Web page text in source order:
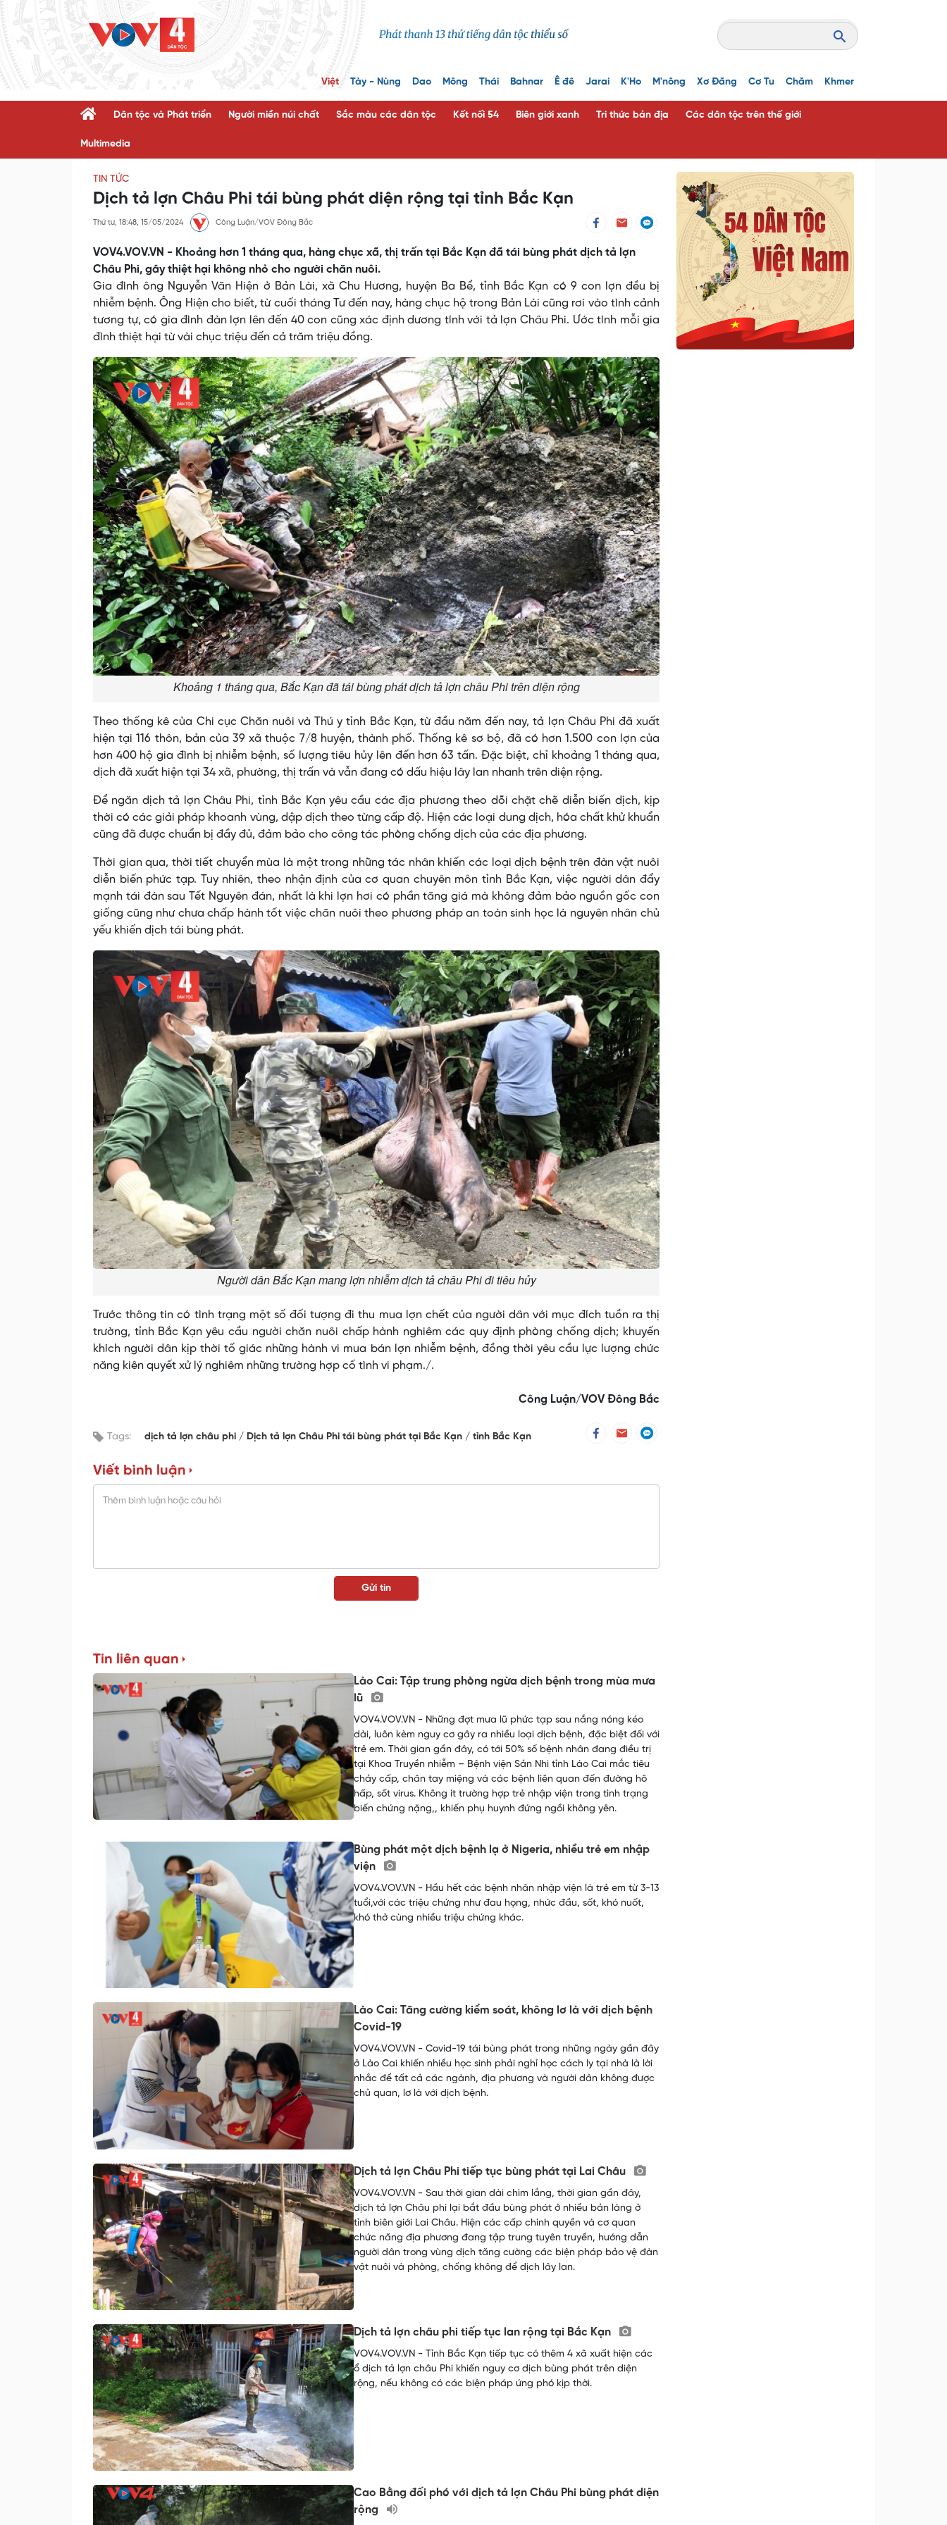
Việt Tày - Nùng Dao Mông Thái Bahnar Ê đê Jarai K'Ho M'nông Xơ Đăng Cơ Tu Chăm Khmer
Dân tộc và Phát triển Người miền núi chất Sắc màu các dân tộc Kết nối 54 Biên giới xanh Tri thức bản địa Các dân tộc trên thế giới
Multimedia
TIN TỨC
Dịch tả lợn Châu Phi tái bùng phát diện rộng tại tỉnh Bắc Kạn
Thứ tư, 18:48, 15/05/2024 Công Luận/VOV Đông Bắc
VOV4.VOV.VN - Khoảng hơn 1 tháng qua, hàng chục xã, thị trấn tại Bắc Kạn đã tái bùng phát dịch tả lợn
Châu Phi, gây thiệt hại không nhỏ cho người chăn nuôi.
Gia đình ông Nguyễn Văn Hiện ở Bản Lài, xã Chu Hương, huyện Ba Bể, tỉnh Bắc Kạn có 9 con lợn đều bị
nhiễm bệnh. Ông Hiện cho biết, từ cuối tháng Tư đến nay, hàng chục hộ trong Bản Lài cũng rơi vào tình cảnh
tương tự, có gia đình đàn lợn lên đến 40 con cũng xác định dương tính với tả lợn Châu Phi. Ước tính mỗi gia
đình thiệt hại từ vài chục triệu đến cả trăm triệu đồng.
Khoảng 1 tháng qua, Bắc Kạn đã tái bùng phát dịch tả lợn châu Phi trên diện rộng
Theo thống kê của Chi cục Chăn nuôi và Thú y tỉnh Bắc Kạn, từ đầu năm đến nay, tả lợn Châu Phi đã xuất
hiện tại 116 thôn, bản của 39 xã thuộc 7/8 huyện, thành phố. Thống kê sơ bộ, đã có hơn 1.500 con lợn của
hơn 400 hộ gia đình bị nhiễm bệnh, số lượng tiêu hủy lên đến hơn 63 tấn. Đặc biệt, chỉ khoảng 1 tháng qua,
dịch đã xuất hiện tại 34 xã, phường, thị trấn và vẫn đang có dấu hiệu lây lan nhanh trên diện rộng.
Để ngăn dịch tả lợn Châu Phi, tỉnh Bắc Kạn yêu cầu các địa phương theo dõi chặt chẽ diễn biến dịch, kịp
thời có các giải pháp khoanh vùng, dập dịch theo từng cấp độ. Hiện các loại dung dịch, hóa chất khử khuẩn
cũng đã được chuẩn bị đầy đủ, đảm bảo cho công tác phòng chống dịch của các địa phương.
Thời gian qua, thời tiết chuyển mùa là một trong những tác nhân khiến các loại dịch bệnh trên đàn vật nuôi
diễn biến phức tạp. Tuy nhiên, theo nhận định của cơ quan chuyên môn tỉnh Bắc Kạn, việc người dân đẩy
mạnh tái đàn sau Tết Nguyên đán, nhất là khi lợn hơi có phần tăng giá mà không đảm bảo nguồn gốc con
giống cũng như chưa chấp hành tốt việc chăn nuôi theo phương pháp an toàn sinh học là nguyên nhân chủ
yếu khiến dịch tái bùng phát.
Người dân Bắc Kạn mang lợn nhiễm dịch tả châu Phi đi tiêu hủy
Trước thông tin có tình trạng một số đối tượng đi thu mua lợn chết của người dân với mục đích tuồn ra thị
trường, tỉnh Bắc Kạn yêu cầu người chăn nuôi chấp hành nghiêm các quy định phòng chống dịch; khuyến
khích người dân kịp thời tố giác những hành vi mua bán lợn nhiễm bệnh, đồng thời yêu cầu lực lượng chức
năng kiên quyết xử lý nghiêm những trường hợp cố tình vi phạm./.
Công Luận/VOV Đông Bắc
Tags: dịch tả lợn châu phi Dịch tả lợn Châu Phi tái bùng phát tại Bắc Kạn tỉnh Bắc Kạn
Viết bình luận
Tin liên quan
Lào Cai: Tập trung phòng ngừa dịch bệnh trong mùa mưa
lũ
VOV4.VOV.VN - Những đợt mưa lũ phức tạp sau nắng nóng kéo
dài, luôn kèm nguy cơ gây ra nhiều loại dịch bệnh, đặc biệt đối với
trẻ em. Thời gian gần đây, có tới 50% số bệnh nhân đang điều trị
tại Khoa Truyền nhiễm – Bệnh viện Sản Nhi tỉnh Lào Cai mắc tiêu
chảy cấp, chân tay miệng và các bệnh liên quan đến đường hô
hấp, sốt virus. Không ít trường hợp trẻ nhập viện trong tình trạng
biến chứng nặng,, khiến phụ huynh đứng ngồi không yên.
Bùng phát một dịch bệnh lạ ở Nigeria, nhiều trẻ em nhập
viện
VOV4.VOV.VN - Hầu hết các bệnh nhân nhập viện là trẻ em từ 3-13
tuổi,với các triệu chứng như đau họng, nhức đầu, sốt, khó nuốt,
khó thở cùng nhiều triệu chứng khác.
Lào Cai: Tăng cường kiểm soát, không lơ là với dịch bệnh
Covid-19
VOV4.VOV.VN - Covid-19 tái bùng phát trong những ngày gần đây
ở Lào Cai khiến nhiều học sinh phải nghỉ học cách ly tại nhà là lời
nhắc để tất cả các ngành, địa phương và người dân không được
chủ quan, lơ là với dịch bệnh.
Dịch tả lợn Châu Phi tiếp tục bùng phát tại Lai Châu
VOV4.VOV.VN - Sau thời gian dài chìm lắng, thời gian gần đây,
dịch tả lợn Châu phi lại bắt đầu bùng phát ở nhiều bản làng ở
tỉnh biên giới Lai Châu. Hiện các cấp chính quyền và cơ quan
chức năng địa phương đang tập trung tuyên truyền, hướng dẫn
người dân trong vùng dịch tăng cường các biện pháp bảo vệ đàn
vật nuôi và phòng, chống không để dịch lây lan.
Dịch tả lợn châu phi tiếp tục lan rộng tại Bắc Kạn
VOV4.VOV.VN - Tỉnh Bắc Kạn tiếp tục có thêm 4 xã xuất hiện các
ổ dịch tả lợn châu Phi khiến nguy cơ dịch bùng phát trên diện
rộng, nếu không có các biện pháp ứng phó kịp thời.
Cao Bằng đối phó với dịch tả lợn Châu Phi bùng phát diện
rộng